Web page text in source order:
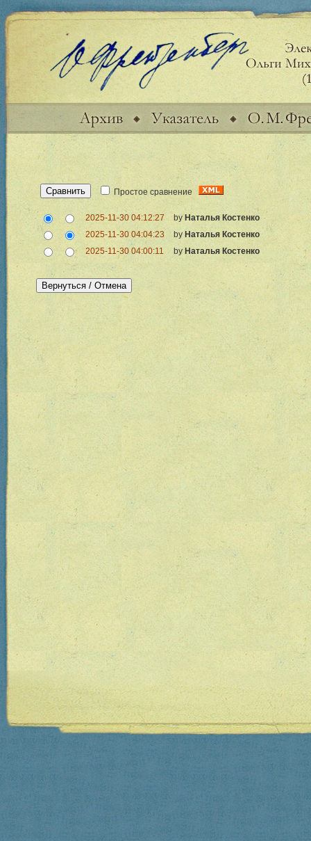
Простое сравнение
2025-11-30 04:12:27 by Наталья Костенко
2025-11-30 04:04:23
by Наталья Костенко
2025-11-30 04:00:11
by Наталья Костенко